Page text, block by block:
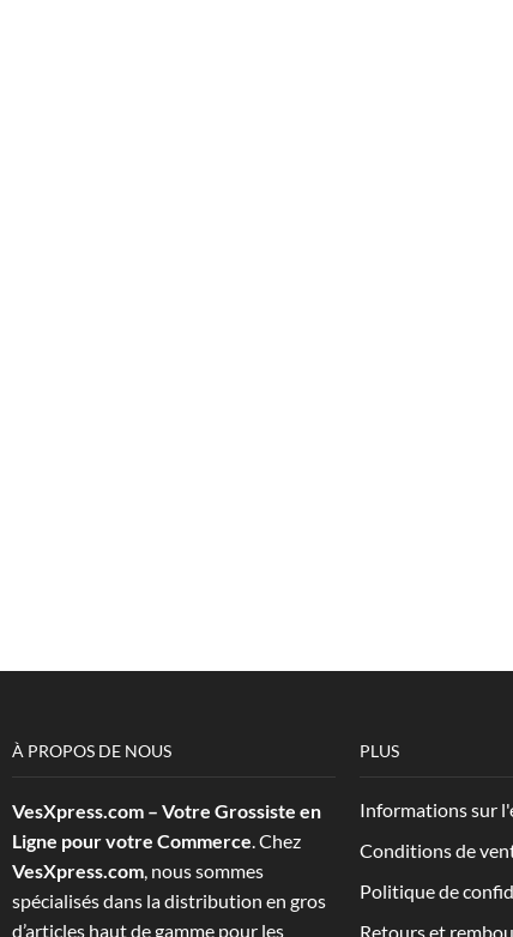
À PROPOS DE NOUS
VesXpress.com – Votre Grossiste en
Ligne pour votre Commerce. Chez
VesXpress.com, nous sommes
spécialisés dans la distribution en gros
d’articles haut de gamme pour les
PLUS
Informations sur
Conditions de
Politique de
Retours et